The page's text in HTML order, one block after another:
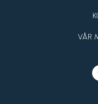
VÅR